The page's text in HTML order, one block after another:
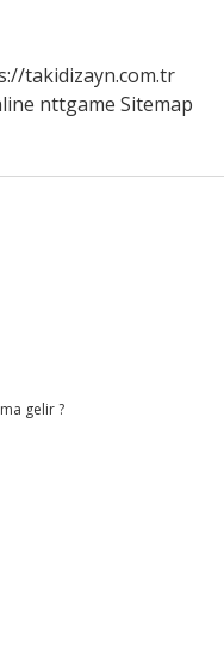
takidizayn.com.tr
nttgame Sitemap
gelir ?